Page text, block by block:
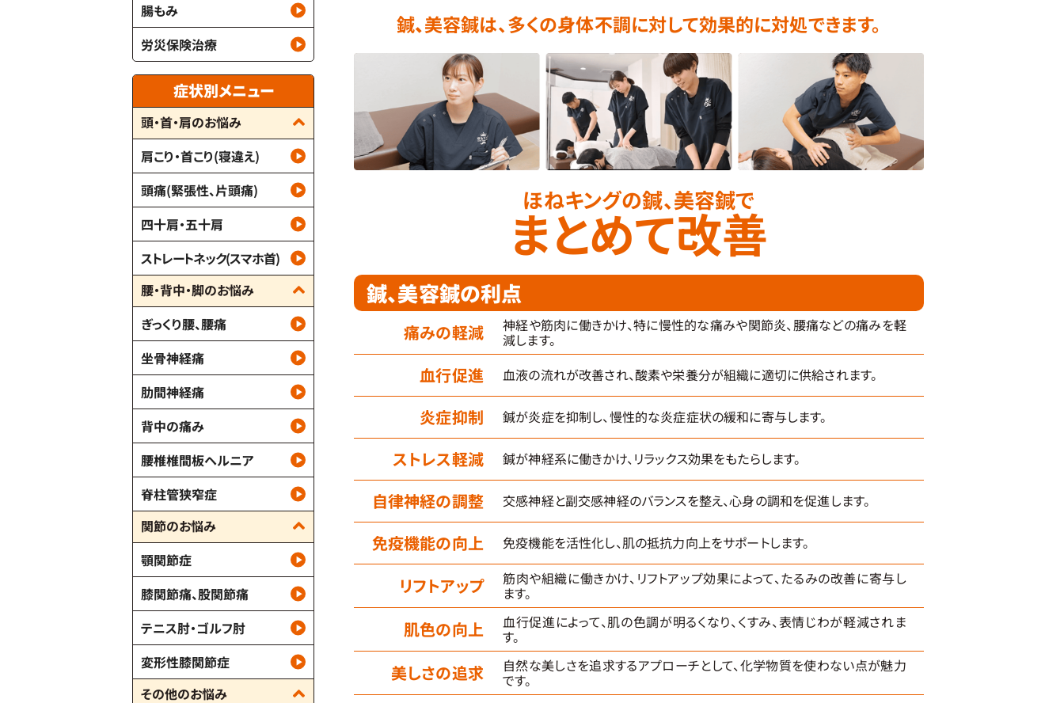
鍼、美容鍼は、多くの身体不調に対して効果的に対処できます。
ほねキングの鍼、美容鍼で
まとめて改善
鍼、美容鍼の利点
痛みの軽減 神経や筋肉に働きかけ、特に慢性的な痛みや関節炎、腰痛などの痛みを軽
減します。
血行促進 血液の流れが改善され、酸素や栄養分が組織に適切に供給されます。
炎症抑制 鍼が炎症を抑制し、慢性的な炎症症状の緩和に寄与します。
ストレス軽減 鍼が神経系に働きかけ、リラックス効果をもたらします。
自律神経の調整 交感神経と副交感神経のバランスを整え、心身の調和を促進します。
免疫機能の向上 免疫機能を活性化し、肌の抵抗力向上をサポートします。
リフトアップ 筋肉や組織に働きかけ、リフトアップ効果によって、たるみの改善に寄与し
ます。
肌色の向上 血行促進によって、肌の色調が明るくなり、くすみ、表情じわが軽減されま
す。
美しさの追求 自然な美しさを追求するアプローチとして、化学物質を使わない点が魅力
です。
腸もみ
労災保険治療
症状別メニュー
頭・首・肩のお悩み
肩こり・首こり(寝違え)
頭痛(緊張性、片頭痛)
四十肩・五十肩
ストレートネック(スマホ首)
腰・背中・脚のお悩み
ぎっくり腰、腰痛
坐骨神経痛
肋間神経痛
背中の痛み
腰椎椎間板ヘルニア
脊柱管狭窄症
関節のお悩み
顎関節症
膝関節痛、股関節痛
テニス肘・ゴルフ肘
変形性膝関節症
その他のお悩み